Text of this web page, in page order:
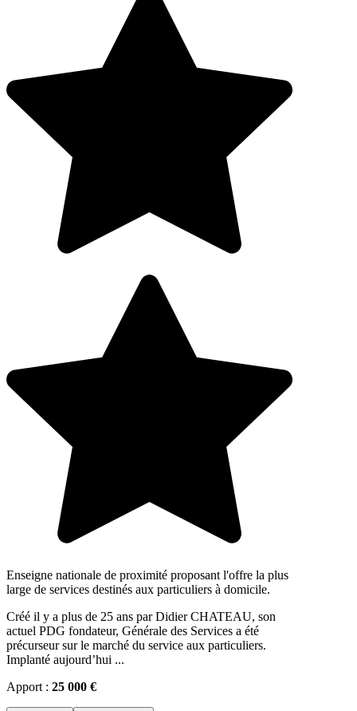
Enseigne nationale de proximité proposant l'offre la plus
large de services destinés aux particuliers à domicile.
Créé il y a plus de 25 ans par Didier CHATEAU, son
actuel PDG fondateur, Générale des Services a été
précurseur sur le marché du service aux particuliers.
Implanté aujourd’hui ...
Apport : 25 000 €